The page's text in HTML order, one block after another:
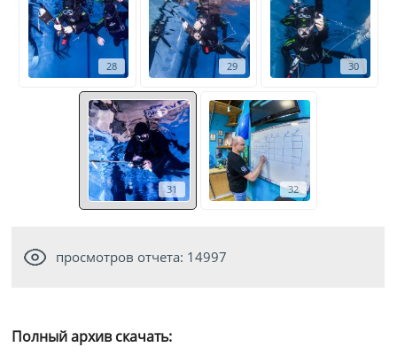
28 29 30
31 32
просмотров отчета: 14997
Полный архив скачать: